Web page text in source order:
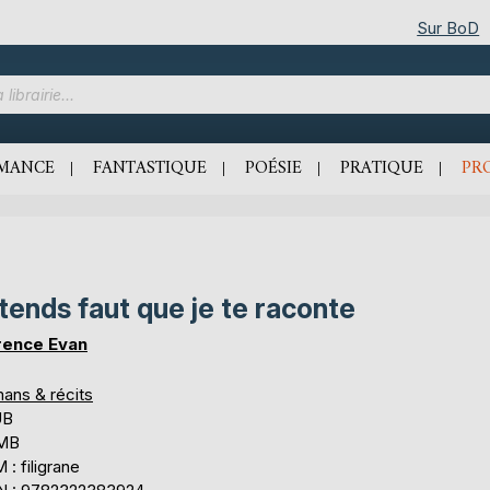
Sur BoD
FANTASTIQUE POÉSIE PRATIQUE
faut que je te raconte
Evan
& récits
: filigrane